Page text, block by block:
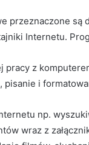
przeznaczone są
Internetu.
pracy z
pisanie i
np.
wraz z